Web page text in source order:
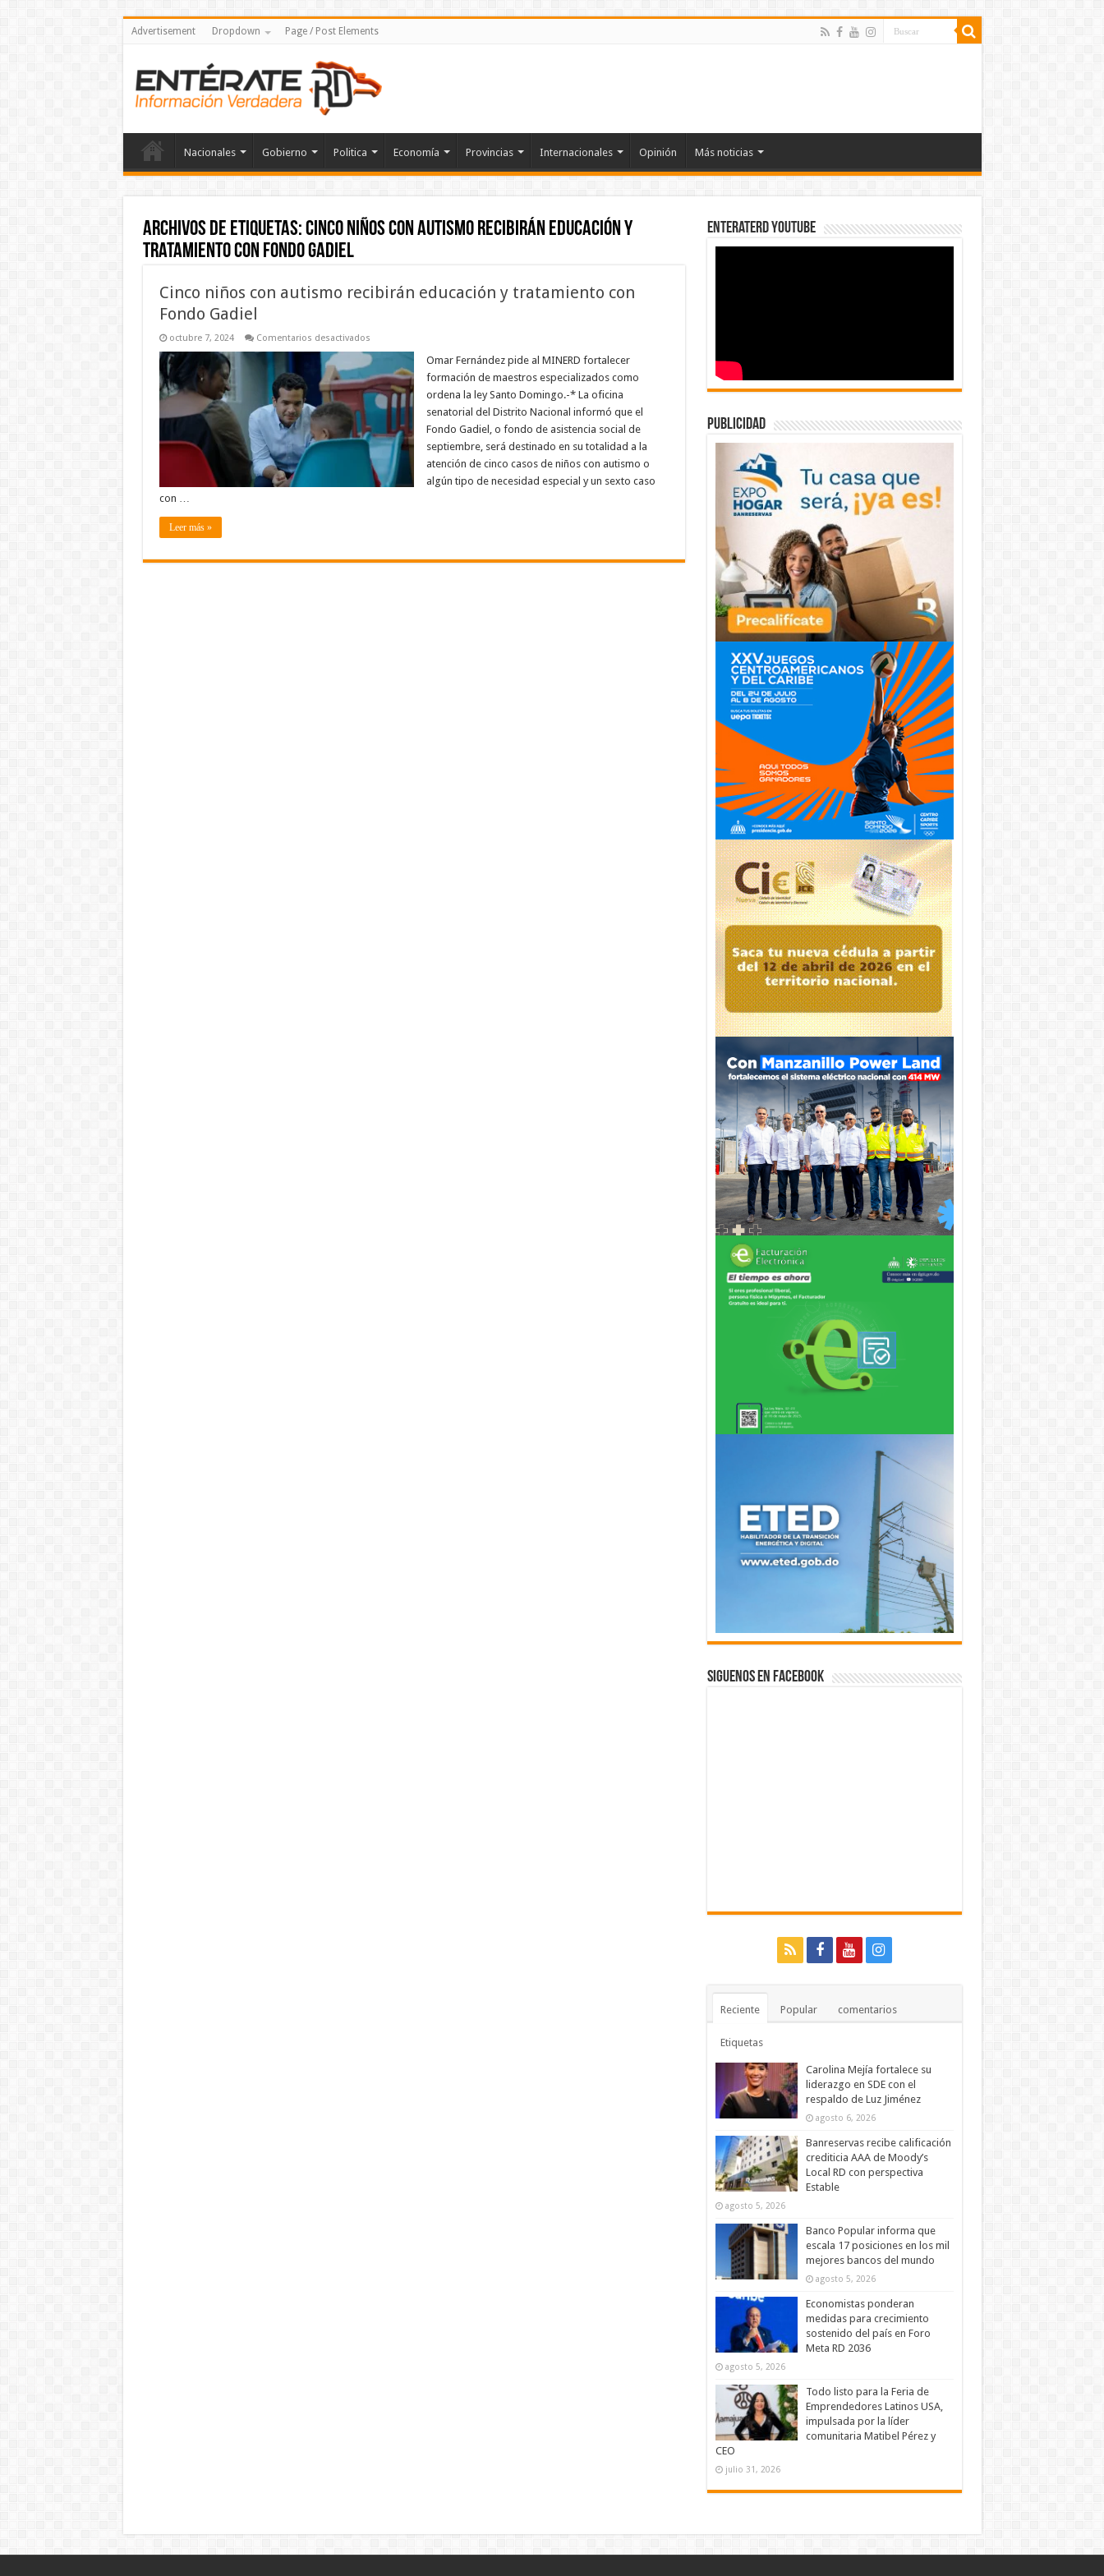
Advertisement Dropdown Page / Post Elements
Nacionales Gobierno Politica Economía Provincias Internacionales Opinión Más noticias
Archivos de etiquetas:Cinco niños con autismo recibirán educación y
tratamiento con Fondo Gadiel
Cinco niños con autismo recibirán educación y tratamiento con
Fondo Gadiel
octubre 7, 2024 Comentarios desactivadosen
niños
con
autismo
recibirán
educación
tratamiento
con
Fondo
Gadiel
Omar Fernández pide al MINERD fortalecer
formación de maestros especializados como
ordena la ley Santo Domingo.-* La oficina
senatorial del Distrito Nacional informó que el
Fondo Gadiel, o fondo de asistencia social de
septiembre, será destinado en su totalidad a la
atención de cinco casos de niños con autismo o
algún tipo de necesidad especial y un sexto caso
con …
Leer más »
EnterateRD YOUTUBE
publicidad
Siguenos en Facebook
Reciente Popular comentarios
Etiquetas
Carolina Mejía fortalece su
liderazgo en SDE con el
respaldo de Luz Jiménez
agosto 6, 2026
Banreservas recibe calificación
crediticia AAA de Moody’s
Local RD con perspectiva
Estable
agosto 5, 2026
Banco Popular informa que
escala 17 posiciones en los mil
mejores bancos del mundo
agosto 5, 2026
Economistas ponderan
medidas para crecimiento
sostenido del país en Foro
Meta RD 2036
agosto 5, 2026
Todo listo para la Feria de
Emprendedores Latinos USA,
impulsada por la líder
comunitaria Matibel Pérez y
CEO
julio 31, 2026